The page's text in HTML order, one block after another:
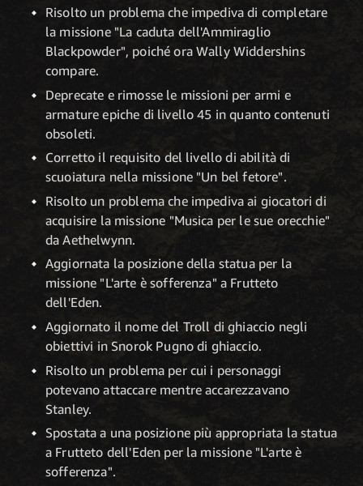
Risolto un problema che impediva di completare
la missione "La caduta dell'Ammiraglio
Blackpowder", poiché ora Wally Widdershins
compare.
Deprecate e rimosse le missioni per armi e
armature epiche di livello 45 in quanto contenuti
obsoleti.
Corretto il requisito del livello di abilità di
scuoiatura nella missione "Un bel fetore".
Risolto un problema che impediva ai giocatori di
acquisire la missione "Musica per le sue orecchie"
da Aethelwynn.
Aggiornata la posizione della statua per la
missione "L'arte è sofferenza" a Frutteto
dell'Eden.
Aggiornato il nome del Troll di ghiaccio negli
obiettivi in Snorok Pugno di ghiaccio.
Risolto un problema per cui i personaggi
potevano attaccare mentre accarezzavano
Stanley.
Spostata a una posizione più appropriata la statua
a Frutteto dell'Eden per la missione "L'arte è
sofferenza".